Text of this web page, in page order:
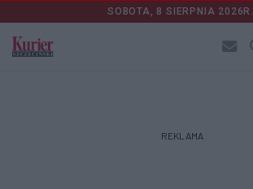
SOBOTA, 8 SIERPNIA 2026R.
REKLAMA